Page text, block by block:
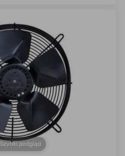
Szybki podgląd